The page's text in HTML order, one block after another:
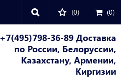
(0) (0)
+7(495)798-36-89 Доставка
по России, Белоруссии,
Казахстану, Армении,
Киргизии